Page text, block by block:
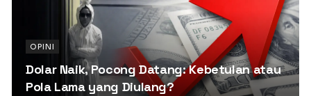
OPINI
Dolar Naik, Pocong Datang: Kebetulan atau
Pola Lama yang Diulang?